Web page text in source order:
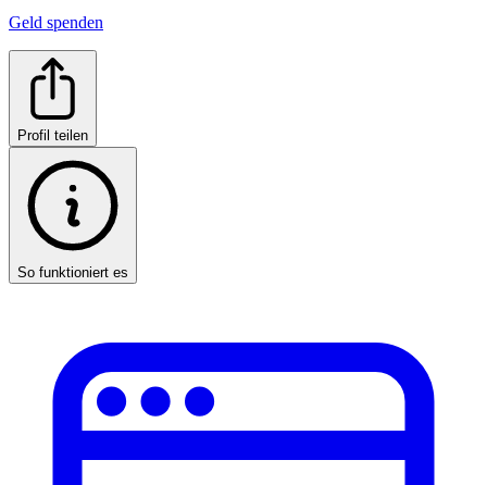
Geld spenden
Profil teilen
So funktioniert es